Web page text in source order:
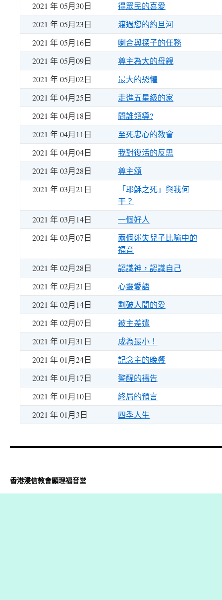
2021 年 05月30日
得眾民的喜愛
2021 年 05月23日
渡過您的約旦河
2021 年 05月16日
喇合與探子的任務
2021 年 05月09日
尊主為大的母親
2021 年 05月02日
最大的恐懼
2021 年 04月25日
走進五星級的家
2021 年 04月18日
問誰領導?
2021 年 04月11日
至死忠心的教會
2021 年 04月04日
我對復活的反思
2021 年 03月28日
尊主頌
2021 年 03月21日
「耶穌之死」與我何
干？
2021 年 03月14日
一個好人
2021 年 03月07日
兩個迷失兒子比喻中的
福音
2021 年 02月28日
認識神，認識自己
2021 年 02月21日
心靈愛語
2021 年 02月14日
劃破人間的愛
2021 年 02月07日
被主差遣
2021 年 01月31日
成為最小！
2021 年 01月24日
記念主的晚餐
2021 年 01月17日
警醒的禱告
2021 年 01月10日
終局的預言
2021 年 01月3日
四季人生
香港浸信教會顯理福音堂